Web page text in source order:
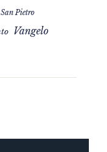
San Pietro
Vangelo